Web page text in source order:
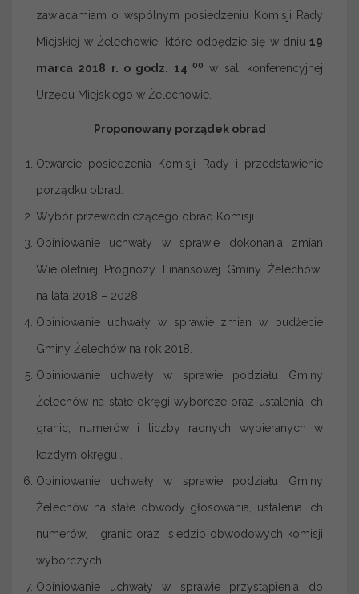
zawiadamiam o wspólnym posiedzeniu Komisji Rady
Miejskiej w Żelechowie, które odbędzie się w dniu 19
marca 2018 r. o godz. 14 00 w sali konferencyjnej
Urzędu Miejskiego w Żelechowie.
Proponowany porządek obrad
Otwarcie posiedzenia Komisji Rady i przedstawienie
porządku obrad.
Wybór przewodniczącego obrad Komisji.
Opiniowanie uchwały w sprawie dokonania zmian
Wieloletniej Prognozy Finansowej Gminy Żelechów
na lata 2018 – 2028.
Opiniowanie uchwały w sprawie zmian w budżecie
Gminy Żelechów na rok 2018.
Opiniowanie uchwały w sprawie podziału Gminy
Żelechów na stałe okręgi wyborcze oraz ustalenia ich
granic, numerów i liczby radnych wybieranych w
każdym okręgu .
Opiniowanie uchwały w sprawie podziału Gminy
Żelechów na stałe obwody głosowania, ustalenia ich
numerów, granic oraz siedzib obwodowych komisji
wyborczych.
Opiniowanie uchwały w sprawie przystąpienia do